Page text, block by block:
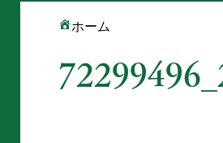
ホーム